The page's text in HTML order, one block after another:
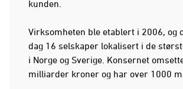
kunden.
Virksomheten ble etablert i 2006, og
dag 16 selskaper lokalisert i de
i Norge og Sverige. Konsernet
milliarder kroner og har over 1000